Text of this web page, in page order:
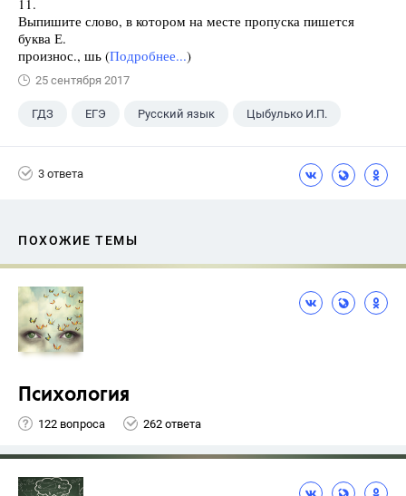
11.
Выпишите слово, в котором на месте пропуска пишется
буква Е.
произнос., шь (Подробнее...)
25 сентября 2017
ГДЗ ЕГЭ Русский язык Цыбулько И.П.
3 ответа
ПОХОЖИЕ ТЕМЫ
Психология
122 вопроса 262 ответа